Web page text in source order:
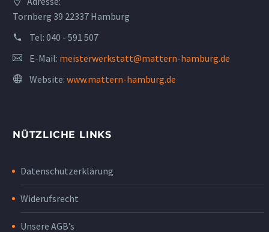
Tornberg 39 22337 Hamburg
Tel: 040 - 591 507
E-Mail: meisterwerkstatt@mattern-hamburg.de
Website: www.mattern-hamburg.de
NÜTZLICHE LINKS
Datenschutzerklärung
Widerufsrecht
Unsere AGB’s